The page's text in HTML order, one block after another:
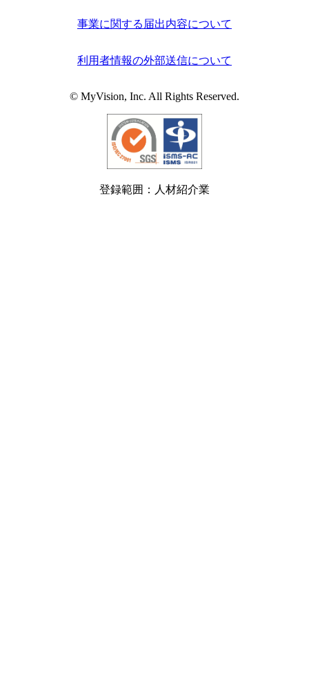
事業に関する届出内容について
利用者情報の外部送信について
© MyVision, Inc. All Rights Reserved.
登録範囲：人材紹介業